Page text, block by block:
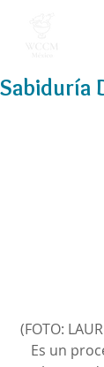
Sabiduría
(FOTO:
Es un